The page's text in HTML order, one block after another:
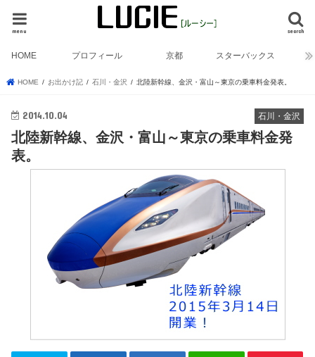
search
menu
HOME プロフィール 京都 スターバックス
HOME お出かけ記 石川・金沢 北陸新幹線、金沢・富山～東京の乗車料金発表。
石川・金沢
2014.10.04
北陸新幹線、金沢・富山～東京の乗車料金発
表。